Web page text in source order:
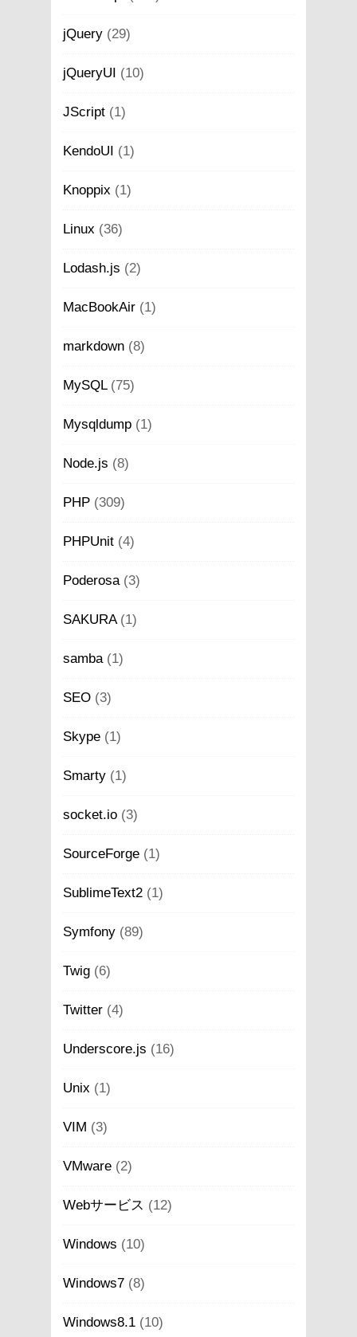
jQuery (29)
jQueryUI (10)
JScript (1)
KendoUI (1)
Knoppix (1)
Linux (36)
Lodash.js (2)
MacBookAir (1)
markdown (8)
MySQL(75)
Mysqldump (1)
Node.js (8)
PHP (309)
PHPUnit (4)
Poderosa(3)
SAKURA(1)
samba(1)
SEO (3)
Skype (1)
Smarty (1)
socket.io (3)
SourceForge (1)
SublimeText2 (1)
Symfony (89)
Twig (6)
Twitter (4)
Underscore.js (16)
Unix (1)
VIM (3)
VMware (2)
Webサービス (12)
Windows (10)
Windows7 (8)
Windows8.1 (10)